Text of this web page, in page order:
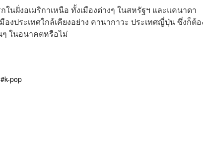
นฝั่งอเมริกาเหนือ ทั้งเมืองต่างๆ ในสหรัฐฯ และแคนาดา
งประเทศใกล้เคียงอย่าง คานากาวะ ประเทศญี่ปุ่น ซึ่งก็ต้
ๆ ในอนาคตหรือไม่
k-pop